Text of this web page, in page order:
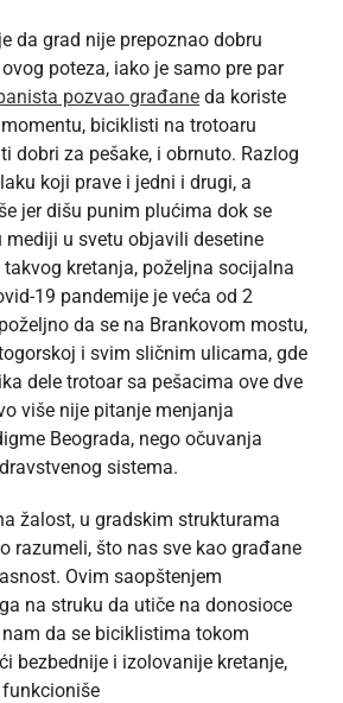
da grad nije prepoznao dobru
poteza, iako je samo pre par
pozvao građane da koriste
biciklisti na trotoaru
dobri za pešake, i obrnuto. Razlog
koji prave i jedni i drugi, a
jer dišu punim plućima dok se
mediji u svetu objavili desetine
takvog kretanja, poželjna socijalna
19 pandemije je veća od 2
da se na Brankovom mostu,
i svim sličnim ulicama, gde
dele trotoar sa pešacima ove dve
više nije pitanje menjanja
Beograda, nego očuvanja
sistema.
žalost, u gradskim strukturama
razumeli, što nas sve kao građane
Ovim saopštenjem
na struku da utiče na donosioce
da se biciklistima tokom
bezbednije i izolovanije kretanje,
funkcioniše